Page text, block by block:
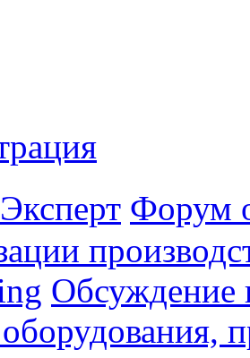
Форум
Обсуждение